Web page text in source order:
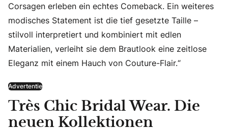
Corsagen erleben ein echtes Comeback. Ein weiteres
modisches Statement ist die tief gesetzte Taille –
stilvoll interpretiert und kombiniert mit edlen
Materialien, verleiht sie dem Brautlook eine zeitlose
Eleganz mit einem Hauch von Couture-Flair.“
Advertentie
Très Chic Bridal Wear. Die
neuen Kollektionen